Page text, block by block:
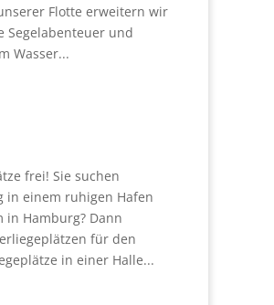
Flotte erweitern wir
Segelabenteuer und
Wasser...
frei! Sie suchen
in einem ruhigen Hafen
Hamburg? Dann
für den
in einer Halle...